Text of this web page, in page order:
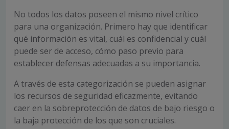
No todos los datos poseen el mismo nivel crítico
para una organización. Primero hay que identificar
qué información es vital, cuál es confidencial y cuál
puede ser de acceso, cómo paso previo para
establecer defensas adecuadas a su importancia.
A través de esta categorización se pueden asignar
los recursos de seguridad eficazmente, evitando
caer en la sobreprotección de datos de bajo riesgo o
la baja protección de los que son cruciales.